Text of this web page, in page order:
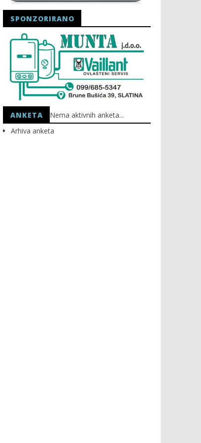
HEP: Bez struje
15.02.2024.
SPONZORIRANO
ANKETA
Nema aktivnih anketa...
Arhiva anketa